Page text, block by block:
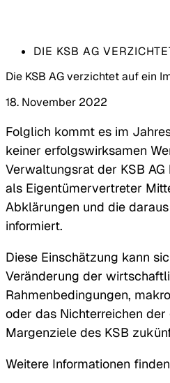
DIE KSB AG
Die KSB AG verzichtet auf ein
18. November 2022
Folglich kommt es im
keiner erfolgswirksamen
Verwaltungsrat der KSB
als Eigentümervertreter
Abklärungen und die
informiert.
Diese Einschätzung kann
Veränderung der
Rahmenbedingungen,
oder das Nichterreichen
Margenziele des KSB
Weitere Informationen